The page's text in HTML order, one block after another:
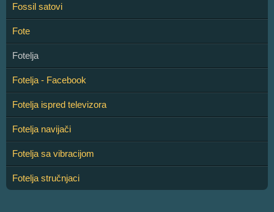
Fossil satovi
Fote
Fotelja
Fotelja - Facebook
Fotelja ispred televizora
Fotelja navijači
Fotelja sa vibracijom
Fotelja stručnjaci